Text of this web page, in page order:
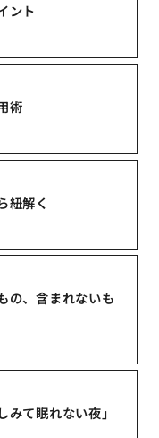
ント
術
紐解く
の、含まれないも
て眠れない夜」